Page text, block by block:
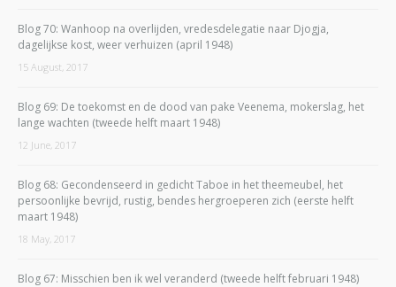
Blog 70: Wanhoop na overlijden, vredesdelegatie naar Djogja,
dagelijkse kost, weer verhuizen (april 1948)
15 August, 2017
Blog 69: De toekomst en de dood van pake Veenema, mokerslag, het
lange wachten (tweede helft maart 1948)
12 June, 2017
Blog 68: Gecondenseerd in gedicht Taboe in het theemeubel, het
persoonlijke bevrijd, rustig, bendes hergroeperen zich (eerste helft
maart 1948)
18 May, 2017
Blog 67: Misschien ben ik wel veranderd (tweede helft februari 1948)